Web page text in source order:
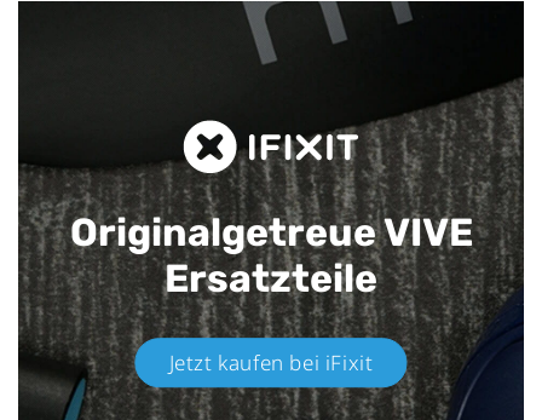
Originalgetreue VIVE
Ersatzteile
Jetzt kaufen bei iFixit​